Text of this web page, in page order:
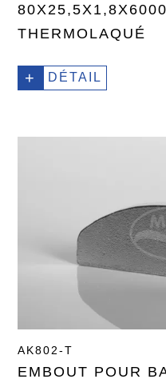
THERMOLAQUÉ
+ DÉTAIL
AK802-T
EMBOUT POUR